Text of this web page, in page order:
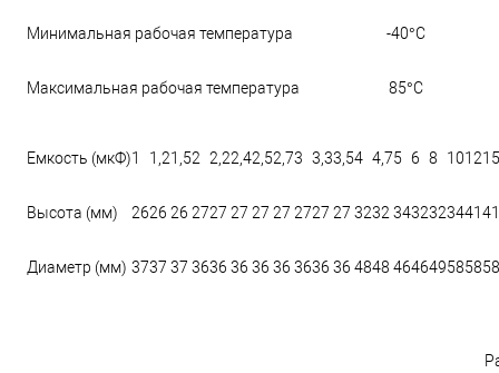
Минимальная рабочая температура -40°С
Максимальная рабочая температура 85°С
Емкость (мкФ)1 1,21,52 2,22,42,52,73 3,33,54 4,75 6 8 101215
Высота (мм) 2626 26 2727 27 27 27 2727 27 3232 3432323441 41
Диаметр (мм) 3737 37 3636 36 36 36 3636 36 4848 464649585858